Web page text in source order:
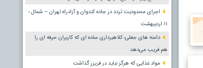
اجرای محدودیت تردد در جاده کندوان و آزادراه تهران – شمال ؛
١١ اردیبهشت
دامنه های جعلی؛ کلاهبرداری ساده ای که کاربران حرفه ای را
هم فریب می‌دهد
مواد غذایی که هرگز نباید در فریزر گذاشت